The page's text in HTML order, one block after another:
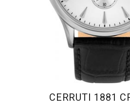
CERRUTI 1881